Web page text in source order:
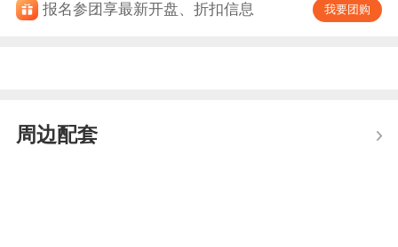
报名参团享最新开盘、折扣信息 我要团购
周边配套